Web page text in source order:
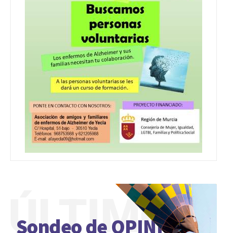
Sondeo de OPINIÓN
ÚLTIMO